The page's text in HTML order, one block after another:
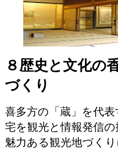
８歴史と文化の
づくり
喜多方の「蔵」を代
宅を観光と情報発信の
魅力ある観光地づく